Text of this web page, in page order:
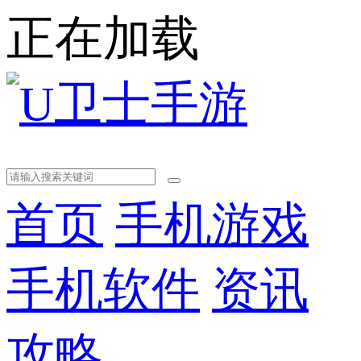
正在加载
首页 手机游戏
手机软件 资讯